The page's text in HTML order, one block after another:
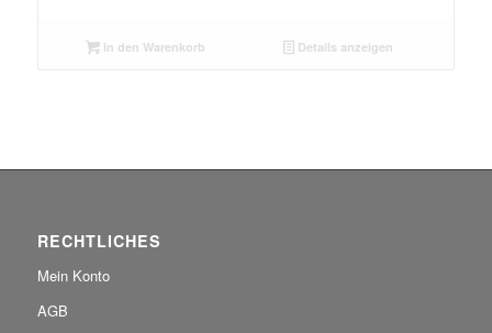
In den Warenkorb Details anzeigen
RECHTLICHES
Mein Konto
AGB